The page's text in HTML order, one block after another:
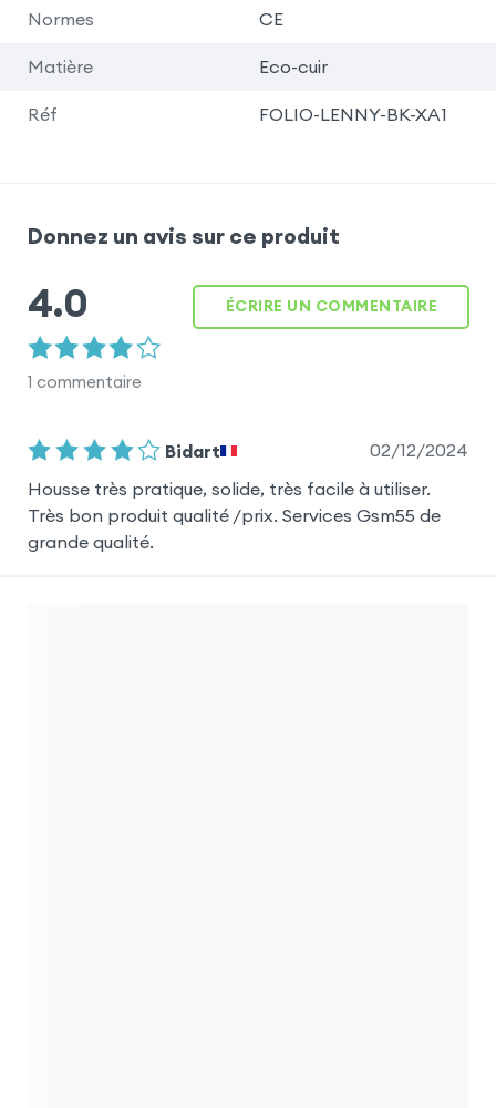
Normes CE
Matière Eco-cuir
Réf FOLIO-LENNY-BK-XA1
Donnez un avis sur ce produit
4.0
1 commentaire
ÉCRIRE UN COMMENTAIRE
Bidart
02/12/2024
Housse très pratique, solide, très facile à utiliser.
Très bon produit qualité /prix. Services Gsm55 de
grande qualité.